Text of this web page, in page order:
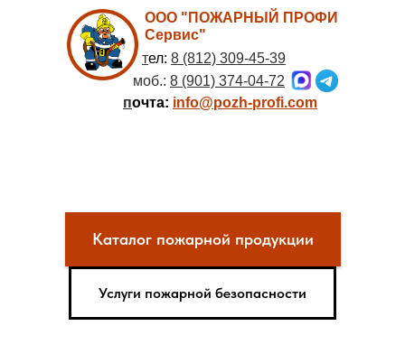
ООО "ПОЖАРНЫЙ ПРОФИ
Сервис"
почта: info@pozh-profi.com
тел: 8 (812) 309-45-39
моб.: 8 (901) 374-04-72
Каталог пожарной продукции
Услуги пожарной безопасности